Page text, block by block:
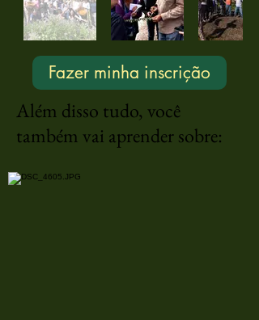
Fazer minha inscrição
Além disso tudo, você
também vai aprender sobre: